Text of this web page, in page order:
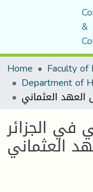
&
Home
Department of
في الجزائر
العثماني